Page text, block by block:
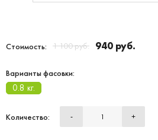
Стоимость: 1 100 руб. 940 руб.
Варианты фасовки:
0.8 кг.
Количество: - +